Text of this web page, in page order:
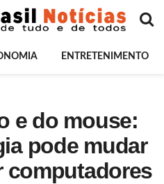
ENTRETENIMENTO
e do mouse:
pode mudar
computadores